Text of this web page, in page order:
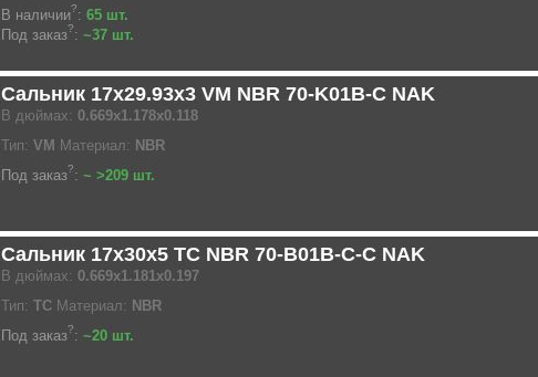
В наличии?: 65 шт.
Под заказ?: ~37 шт.
Сальник 17x29.93x3 VM NBR 70-K01B-C NAK
В дюймах: 0.669x1.178x0.118
Тип: VM Материал: NBR
Под заказ?: ~ >209 шт.
Сальник 17x30x5 TC NBR 70-B01B-C-C NAK
В дюймах: 0.669x1.181x0.197
Тип: TC Материал: NBR
Под заказ?: ~20 шт.